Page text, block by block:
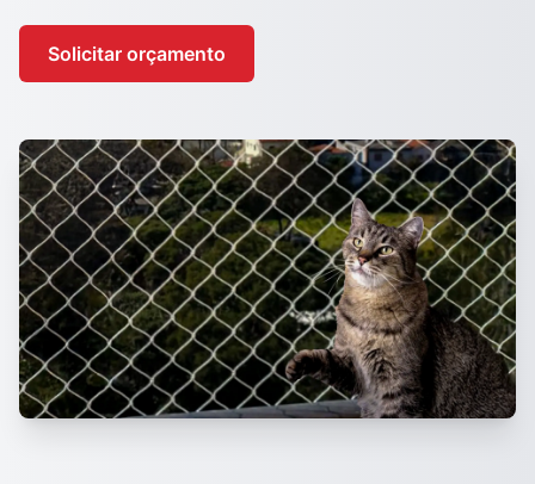
Solicitar orçamento